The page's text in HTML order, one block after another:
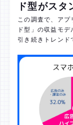
ド型がスタ
この調査で、アプ
ド型」の収益モ
引き続きトレンド